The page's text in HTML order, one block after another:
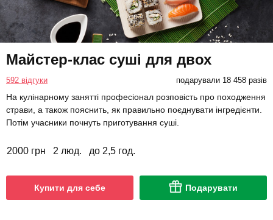
Майстер-клас суші для двох
592 відгуки подарували 18 458 разів
На кулінарному занятті професіонал розповість про походження
страви, а також пояснить, як правильно поєднувати інгредієнти.
Потім учасники почнуть приготування суші.
2000 грн 2 люд. до 2,5 год.
Купити для себе Подарувати